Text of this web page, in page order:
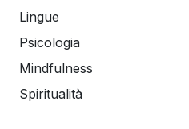
Lingue
Psicologia
Mindfulness
Spiritualità